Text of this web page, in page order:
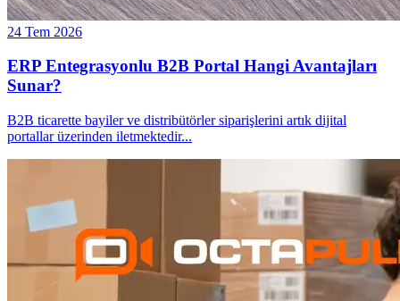
24 Tem 2026
ERP Entegrasyonlu B2B Portal Hangi Avantajları
Sunar?
B2B ticarette bayiler ve distribütörler siparişlerini artık dijital
portallar üzerinden iletmektedir...